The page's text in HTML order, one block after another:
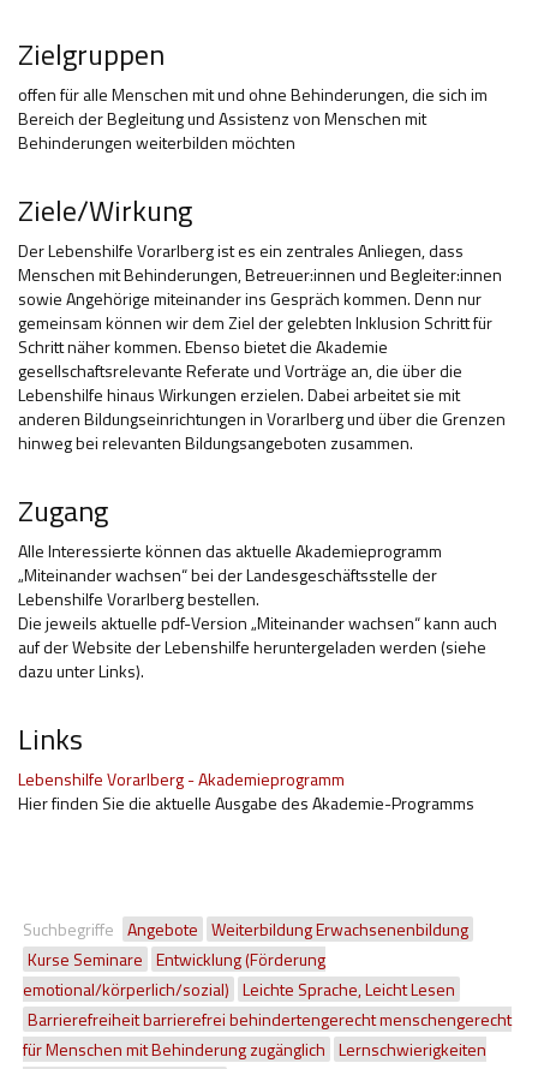
Zielgruppen
offen für alle Menschen mit und ohne Behinderungen, die sich im
Bereich der Begleitung und Assistenz von Menschen mit
Behinderungen weiterbilden möchten
Ziele/Wirkung
Der Lebenshilfe Vorarlberg ist es ein zentrales Anliegen, dass
Menschen mit Behinderungen, Betreuer:innen und Begleiter:innen
sowie Angehörige miteinander ins Gespräch kommen. Denn nur
gemeinsam können wir dem Ziel der gelebten Inklusion Schritt für
Schritt näher kommen. Ebenso bietet die Akademie
gesellschaftsrelevante Referate und Vorträge an, die über die
Lebenshilfe hinaus Wirkungen erzielen. Dabei arbeitet sie mit
anderen Bildungseinrichtungen in Vorarlberg und über die Grenzen
hinweg bei relevanten Bildungsangeboten zusammen.
Zugang
Alle Interessierte können das aktuelle Akademieprogramm
„Miteinander wachsen“ bei der Landesgeschäftsstelle der
Lebenshilfe Vorarlberg bestellen.
Die jeweils aktuelle pdf-Version „Miteinander wachsen“ kann auch
auf der Website der Lebenshilfe heruntergeladen werden (siehe
dazu unter Links).
Links
Lebenshilfe Vorarlberg - Akademieprogramm
Hier finden Sie die aktuelle Ausgabe des Akademie-Programms
Suchbegriffe Angebote Weiterbildung Erwachsenenbildung
Kurse Seminare Entwicklung (Förderung
emotional/körperlich/sozial) Leichte Sprache, Leicht Lesen
Barrierefreiheit barrierefrei behindertengerecht menschengerecht
für Menschen mit Behinderung zugänglich Lernschwierigkeiten